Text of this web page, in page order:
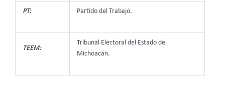
PT: Partido del Trabajo.
TEEM:
Tribunal Electoral del Estado de
Michoacán.